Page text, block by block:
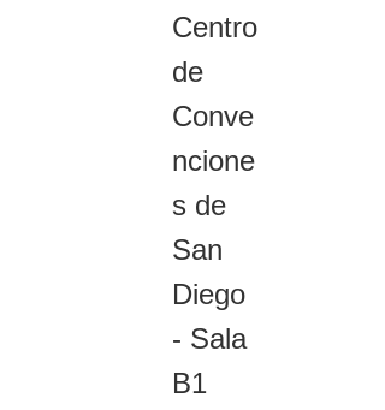
Centro
de
Conve
ncione
s de
San
Diego
- Sala
B1